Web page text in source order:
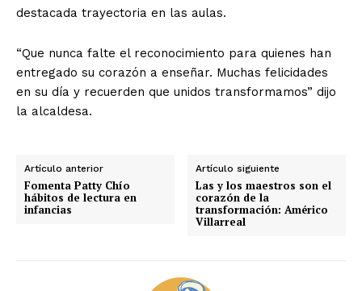
destacada trayectoria en las aulas.
“Que nunca falte el reconocimiento para quienes han
entregado su corazón a enseñar. Muchas felicidades
en su día y recuerden que unidos transformamos” dijo
la alcaldesa.
Artículo anterior
Fomenta Patty Chío
hábitos de lectura en
infancias
Artículo siguiente
Las y los maestros son el
corazón de la
transformación: Américo
Villarreal